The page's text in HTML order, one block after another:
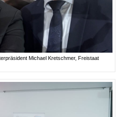
Michael Kretschmer, Freistaat